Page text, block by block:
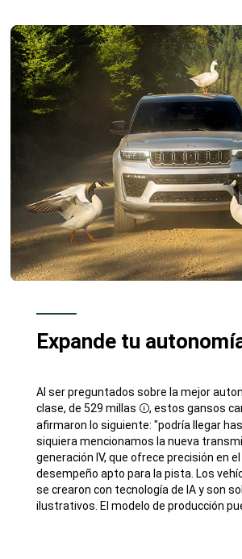
Expande tu
Al ser preguntados sobre la mejor
clase, de 529 millas
Disclosure
, estos gansos
afirmaron lo siguiente: "podría llegar
siquiera mencionamos la nueva
generación IV, que ofrece precisión en
desempeño apto para la pista. ​​​​​​​Los
se crearon con tecnología de IA y son
ilustrativos. El modelo de producción